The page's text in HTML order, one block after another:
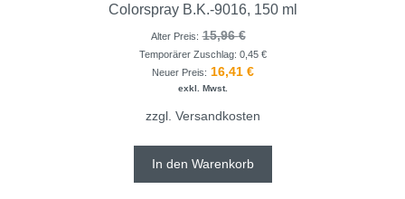
Colorspray B.K.-9016, 150 ml
Alter Preis: 15,96€
Temporärer Zuschlag: 0,45 €
Neuer Preis: 16,41 €
exkl. Mwst.
zzgl. Versandkosten
In den Warenkorb